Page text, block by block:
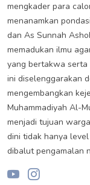
mengkader para
menanamkan
dan As Sunnah
memadukan ilmu
yang bertakwa serta
ini diselenggarakan
mengembangkan
Muhammadiyah Al-
menjadi tujuan
dini tidak hanya
dibalut pengamalan